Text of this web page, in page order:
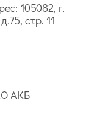
105082, г.
стр. 11
АКБ